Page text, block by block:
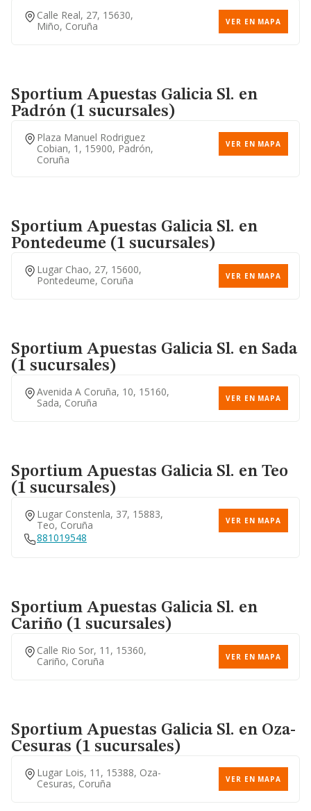
Calle Real, 27, 15630,
Miño, Coruña
VER EN MAPA
Sportium Apuestas Galicia Sl. en
Padrón (1 sucursales)
Plaza Manuel Rodriguez
Cobian, 1, 15900, Padrón,
Coruña
VER EN MAPA
Sportium Apuestas Galicia Sl. en
Pontedeume (1 sucursales)
Lugar Chao, 27, 15600,
Pontedeume, Coruña
VER EN MAPA
Sportium Apuestas Galicia Sl. en Sada
(1 sucursales)
Avenida A Coruña, 10, 15160,
Sada, Coruña
VER EN MAPA
Sportium Apuestas Galicia Sl. en Teo
(1 sucursales)
Lugar Constenla, 37, 15883,
Teo, Coruña
VER EN MAPA
881019548
Sportium Apuestas Galicia Sl. en
Cariño (1 sucursales)
Calle Rio Sor, 11, 15360,
Cariño, Coruña
VER EN MAPA
Sportium Apuestas Galicia Sl. en Oza-
Cesuras (1 sucursales)
Lugar Lois, 11, 15388, Oza-
Cesuras, Coruña
VER EN MAPA